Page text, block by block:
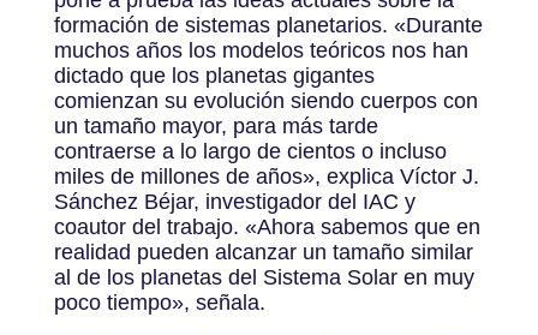
formación de sistemas planetarios. «Durante
muchos años los modelos teóricos nos han
dictado que los planetas gigantes
comienzan su evolución siendo cuerpos con
un tamaño mayor, para más tarde
contraerse a lo largo de cientos o incluso
miles de millones de años», explica Víctor J.
Sánchez Béjar, investigador del IAC y
coautor del trabajo. «Ahora sabemos que en
realidad pueden alcanzar un tamaño similar
al de los planetas del Sistema Solar en muy
poco tiempo», señala.